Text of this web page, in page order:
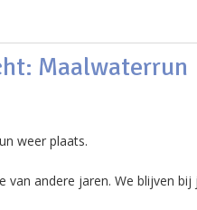
Maalwaterrun
weer plaats.
andere jaren. We blijven